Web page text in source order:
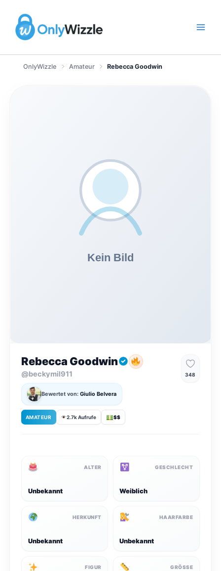
springen
OnlyWizzle Amateur Rebecca Goodwin
Rebecca Goodwin
@beckymil911
Bewertet von: Giulio Belvera
AMATEUR 2.7k Aufrufe $$
348
ALTER
Unbekannt
GESCHLECHT
Weiblich
HERKUNFT
Unbekannt
HAARFARBE
Unbekannt
FIGUR GRÖSSE